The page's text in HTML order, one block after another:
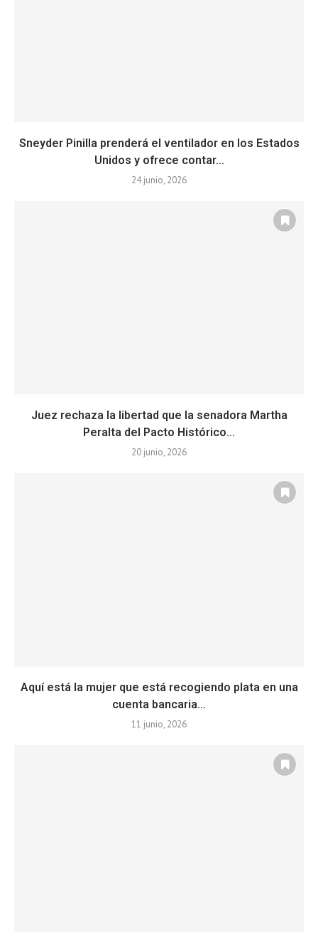
Sneyder Pinilla prenderá el ventilador en los Estados
Unidos y ofrece contar...
24 junio, 2026
Juez rechaza la libertad que la senadora Martha
Peralta del Pacto Histórico...
20 junio, 2026
Aquí está la mujer que está recogiendo plata en una
cuenta bancaria...
11 junio, 2026